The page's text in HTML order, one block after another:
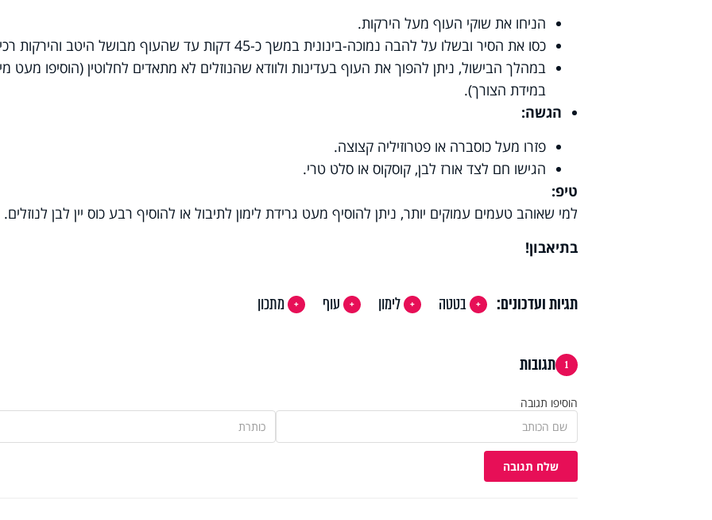
הניחו את שוקי העוף מעל הירקות.
כסו את הסיר ובשלו על להבה נמוכה-בינונית במשך כ-45 דקות עד שהעוף מבושל היטב והירקות רכים.
במהלך הבישול, ניתן להפוך את העוף בעדינות ולוודא שהנוזלים לא מתאדים לחלוטין (הוסיפו מעט
במידת הצורך).
הגשה:
פזרו מעל כוסברה או פטרוזיליה קצוצה.
הגישו חם לצד אורז לבן, קוסקוס או סלט טרי.
טיפ:
למי שאוהב טעמים עמוקים יותר, ניתן להוסיף מעט גרידת לימון לתיבול או להוסיף רבע כוס יין לבן לנוזלים.
בתיאבון!
תגיות ועדכונים: בטטה לימון עוף מתכון
1 תגובות
הוסיפו תגובה
שלח תגובה